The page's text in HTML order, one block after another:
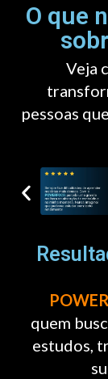
O que
Veja
pessoas
quem
estudos,